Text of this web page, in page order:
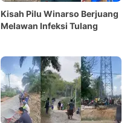
Kisah Pilu Winarso Berjuang
Melawan Infeksi Tulang